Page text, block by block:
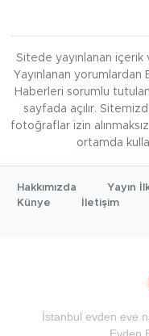
Sitede yayınlanan içerik
Yayınlanan yorumlardan
Haberleri sorumlu
sayfada açılır.
fotoğraflar izin
ortamda
Hakkımızda
Yayın
Künye
İletişim
İstanbul evden eve